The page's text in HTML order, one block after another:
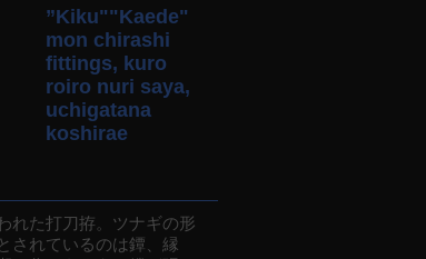
”Kiku""Kaede"
mon chirashi
fittings, kuro
roiro nuri saya,
uchigatana
koshirae
れた打刀拵。ツナギの形
されているのは鐔、縁